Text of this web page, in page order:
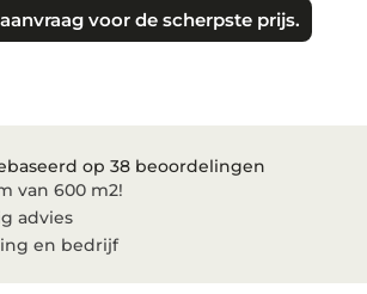
voor de scherpste prijs.
op 38 beoordelingen
van 600 m2!
advies
en bedrijf